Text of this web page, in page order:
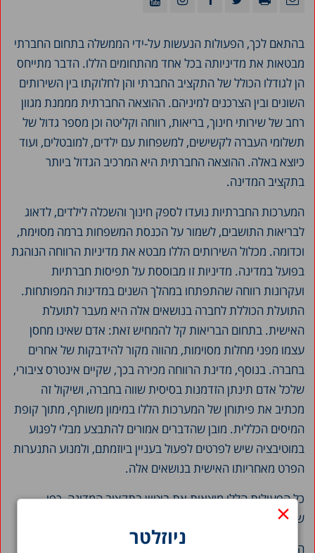
×
ניוזלטר
בהתאם לכך, הפעולות הנעשות על-ידי הממשלה בתחום החברתי
מבטאות את מדיניותה בכל אחד מהתחומים הללו. הדבר מתייחס
הן לגודלו הכולל של התקציב החברתי והן לחלוקתו בין השירותים
השונים ובין הצרכנים למיניהם. ההוצאה החברתית מממנת מגוון
רחב של שירותי חינוך, בריאות, רווחה וקליטה וכן מספר גדול של
תשלומי העברה לקשישים, למשפחות עם ילדים, למובטלים, ועוד
כיוצא באלה. ההוצאה החברתית היא המרכיב הגדול ביותר
בתקציב המדינה.
המערכות החברתיות נועדו לספק חינוך והשכלה לילדים, לדאוג
לבריאות התושבים, לשמור על הכנסת המשפחות ברמה מסוימת,
וכדומה. מכלול השירותים הללו מבטא את מדיניות הרווחה הנוהגת
בפועל במדינה. מדיניות זו מבוססת על תפיסות חברתיות
ועקרונות רווחה שהתפתחו במהלך השנים במדינות המפותחות.
התועלת הכוללת לחברה בנושאים אלה היא מעבר לתועלת
האישית. בתחום הבריאות קל להמחיש זאת: אדם שאינו מחסן
עצמו מפני מחלות מסוימות, מהווה מקור להידבקות של אחרים
בחברה. בנוסף, מדינת הרווחה מכירה בכך, שקיים אינטרס ציבורי,
שלכל אדם תינתן הזדמנות בסיסית שווה בחברה, ושיקול זה
מכתיב את פיתוחן של המערכות הללו במימון משותף, מתוך קופת
המיסים הכללית. מובן שהדברים אמורים להתבצע מבלי לפגוע
במוטיבציה שיש לפרטים לפעול בעניין ביוזמתם, ולמנוע התנערות
הפרט מאחריותו האישית בנושאים אלה.
כל הפעולות הללו מוצאות את ביטוין בתקציב המדינה, כפי
שיפורט בעמודים הבאים.
המאמר מופיע בפרק בפרסום השנתי של המרכז,